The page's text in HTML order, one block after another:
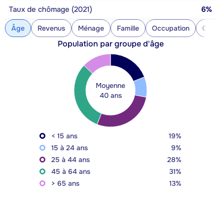
Taux de chômage (2021) 6%
Âge Revenus Ménage Famille Occupation
Population par groupe d'âge
Moyenne
40 ans
< 15 ans
19%
15 à 24 ans
9%
25 à 44 ans
28%
45 à 64 ans
31%
> 65 ans
13%